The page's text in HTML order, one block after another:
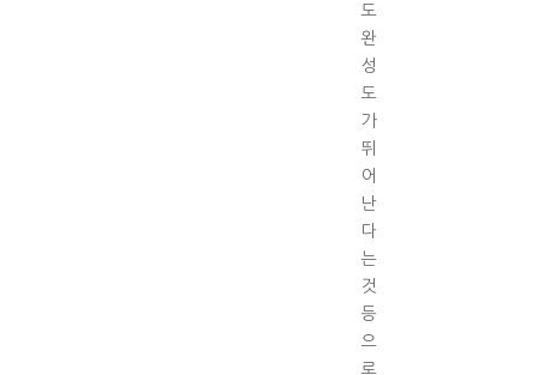
도
완
성
도
가
뛰
어
난
다
는
것
등
으
로